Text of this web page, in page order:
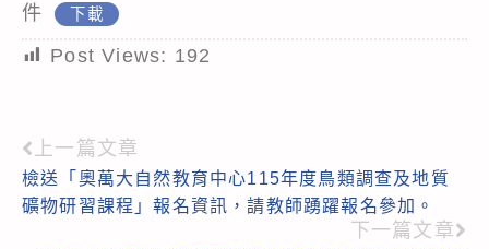
件
下載
Post Views: 192
Read
more
上一篇文章
檢送「奧萬大自然教育中心115年度鳥類調查及地質
礦物研習課程」報名資訊，請教師踴躍報名參加。
下一篇文章